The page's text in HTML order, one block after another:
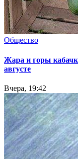
Общество
Жара и горы
августе
Вчера, 19:42